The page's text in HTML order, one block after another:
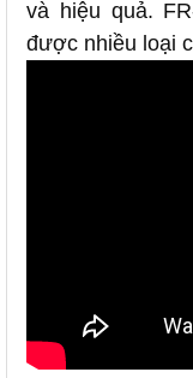
và hiệu quả.
được nhiều loại